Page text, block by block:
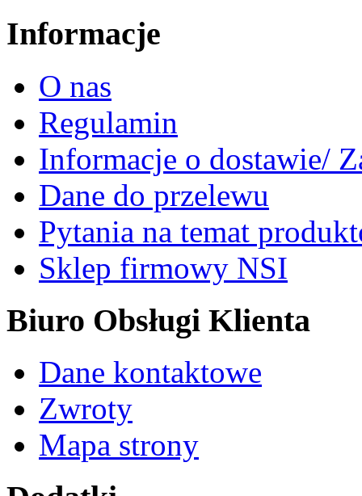
Informacje
O nas
Regulamin
Informacje o dostawie/
Dane do przelewu
Pytania na temat
Sklep firmowy NSI
Biuro Obsługi Klienta
Dane kontaktowe
Zwroty
Mapa strony